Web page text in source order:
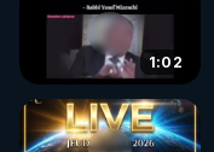
1:02